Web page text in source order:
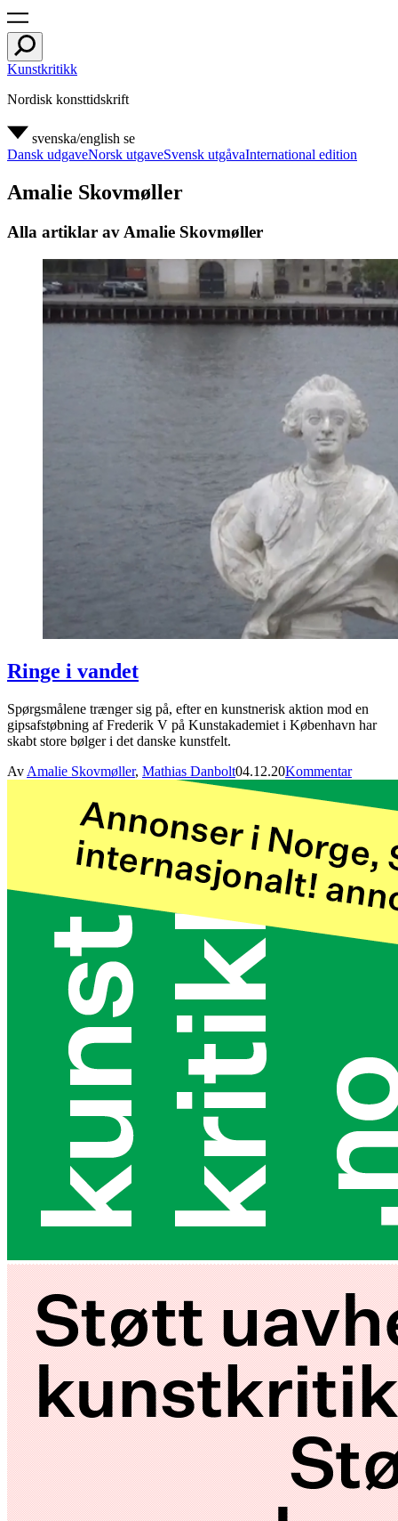
Kunstkritikk
Nordisk konsttidskrift
svenska/english se
Dansk udgaveNorsk utgaveSvensk utgåvaInternational edition
Amalie Skovmøller
Alla artiklar av Amalie Skovmøller
Ringe i vandet
Spørgsmålene trænger sig på, efter en kunstnerisk aktion mod en
gipsafstøbning af Frederik V på Kunstakademiet i København har
skabt store bølger i det danske kunstfelt.
Av Amalie Skovmøller, Mathias Danbolt04.12.20Kommentar